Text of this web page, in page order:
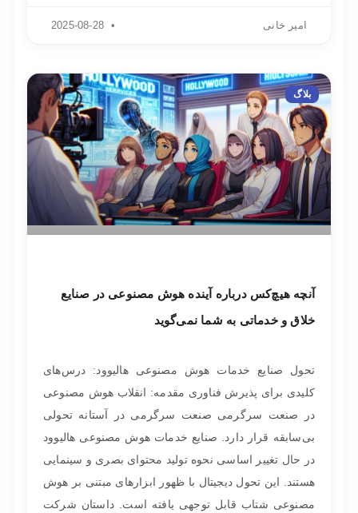
امیر خانی
بلاگ
آنچه هیچ‌کس درباره آینده هوش مصنوعی در صنایع
خلاق و خدماتی به شما نمی‌گوید
تحول صنایع خدمات هوش مصنوعی هالیوود: درس‌های
کلیدی برای پذیرش فناوری مقدمه: انقلاب هوش مصنوعی
در صنعت سرگرمی صنعت سرگرمی در آستانه تحولی
بی‌سابقه قرار دارد. صنایع خدمات هوش مصنوعی هالیوود
در حال تغییر اساسی نحوه تولید محتوای بصری و سینمایی
هستند. این تحول دیجیتال با ظهور ابزارهای مبتنی بر هوش
مصنوعی شتاب قابل توجهی یافته است. داستان شرکت